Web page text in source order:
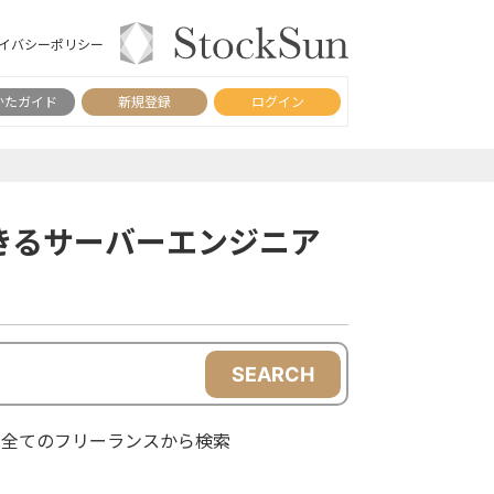
バシーポリシー
たガイド 新規登録 ログイン
サーバーエンジニア
SEARCH
全てのフリーランスから検索